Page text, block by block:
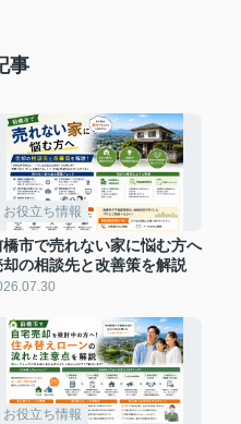
事
お役立ち情報
橋市で売れない家に悩む方へ
却の相談先と改善策を解説
お役立ち情報